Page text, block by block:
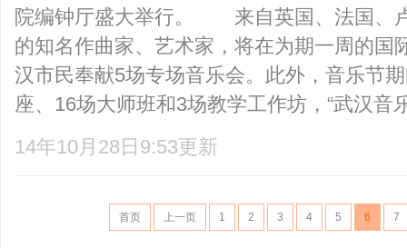
院编钟厅盛大举行。 来自英国、法国、
的知名作曲家、艺术家，将在为期一周的国
汉市民奉献5场专场音乐会。此外，音乐节
座、16场大师班和3场教学工作坊，“武汉音
14年10月28日9:53更新
首页 上一页 1 2 3 4 5 6 7